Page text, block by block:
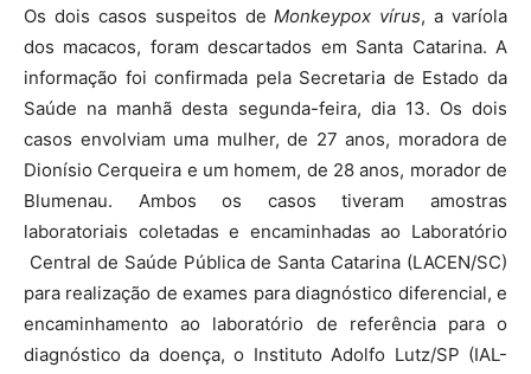
Os dois casos suspeitos deMonkeypox vírus, a varíola
dos macacos, foram descartados em Santa Catarina. A
informação foi confirmada pela Secretaria de Estado da
Saúde na manhã desta segunda-feira, dia 13. Os dois
casos envolviam uma mulher, de 27 anos, moradora de
Dionísio Cerqueira e um homem, de 28 anos, morador de
Blumenau. Ambos os casos tiveram amostras
laboratoriais coletadas e encaminhadas ao Laboratório
Central de Saúde Pública de Santa Catarina (LACEN/SC)
para realização de exames para diagnóstico diferencial, e
encaminhamento ao laboratório de referência para o
diagnóstico da doença, o Instituto Adolfo Lutz/SP (IAL-